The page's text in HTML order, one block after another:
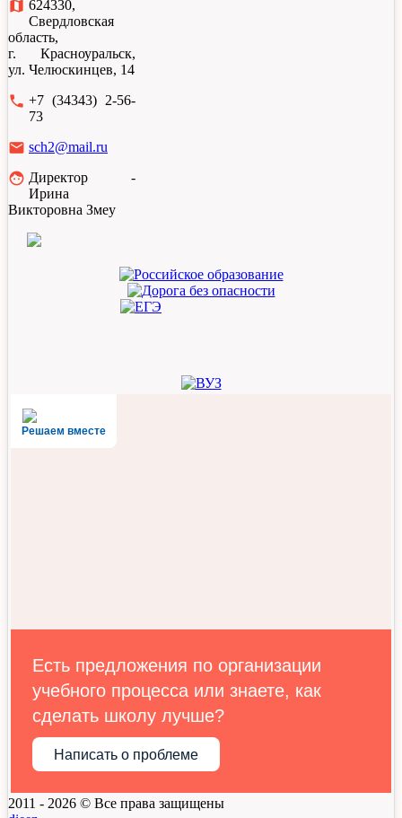
map 624330,
Свердловская
область,
г. Красноуральск,
ул. Челюскинцев, 14
local_phone +7 (34343) 2-56-
73
email sch2@mail.ru
face Директор -
Ирина
Викторовна Змеу
Решаем вместе
Есть предложения по организации
учебного процесса или знаете, как
сделать школу лучше?
Написать о проблеме
2011 - 2026 © Все права защищены